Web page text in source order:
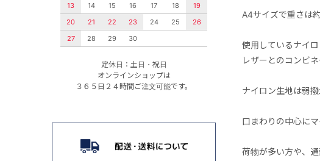
A4サイズで重さは
使用しているナイ
レザーとのコンビ
ナイロン生地は弱
口まわりの中心にマ
荷物が多い方や、通
13
14 15 16 17 18
19
20
21 22 23 24 25
26
27
28 29 30
定休日：土日・祝日
オンラインショップは
３６５日２４時間ご注文可能です。